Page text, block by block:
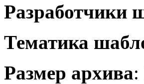
Разработчики
Тематика
Размер архива: